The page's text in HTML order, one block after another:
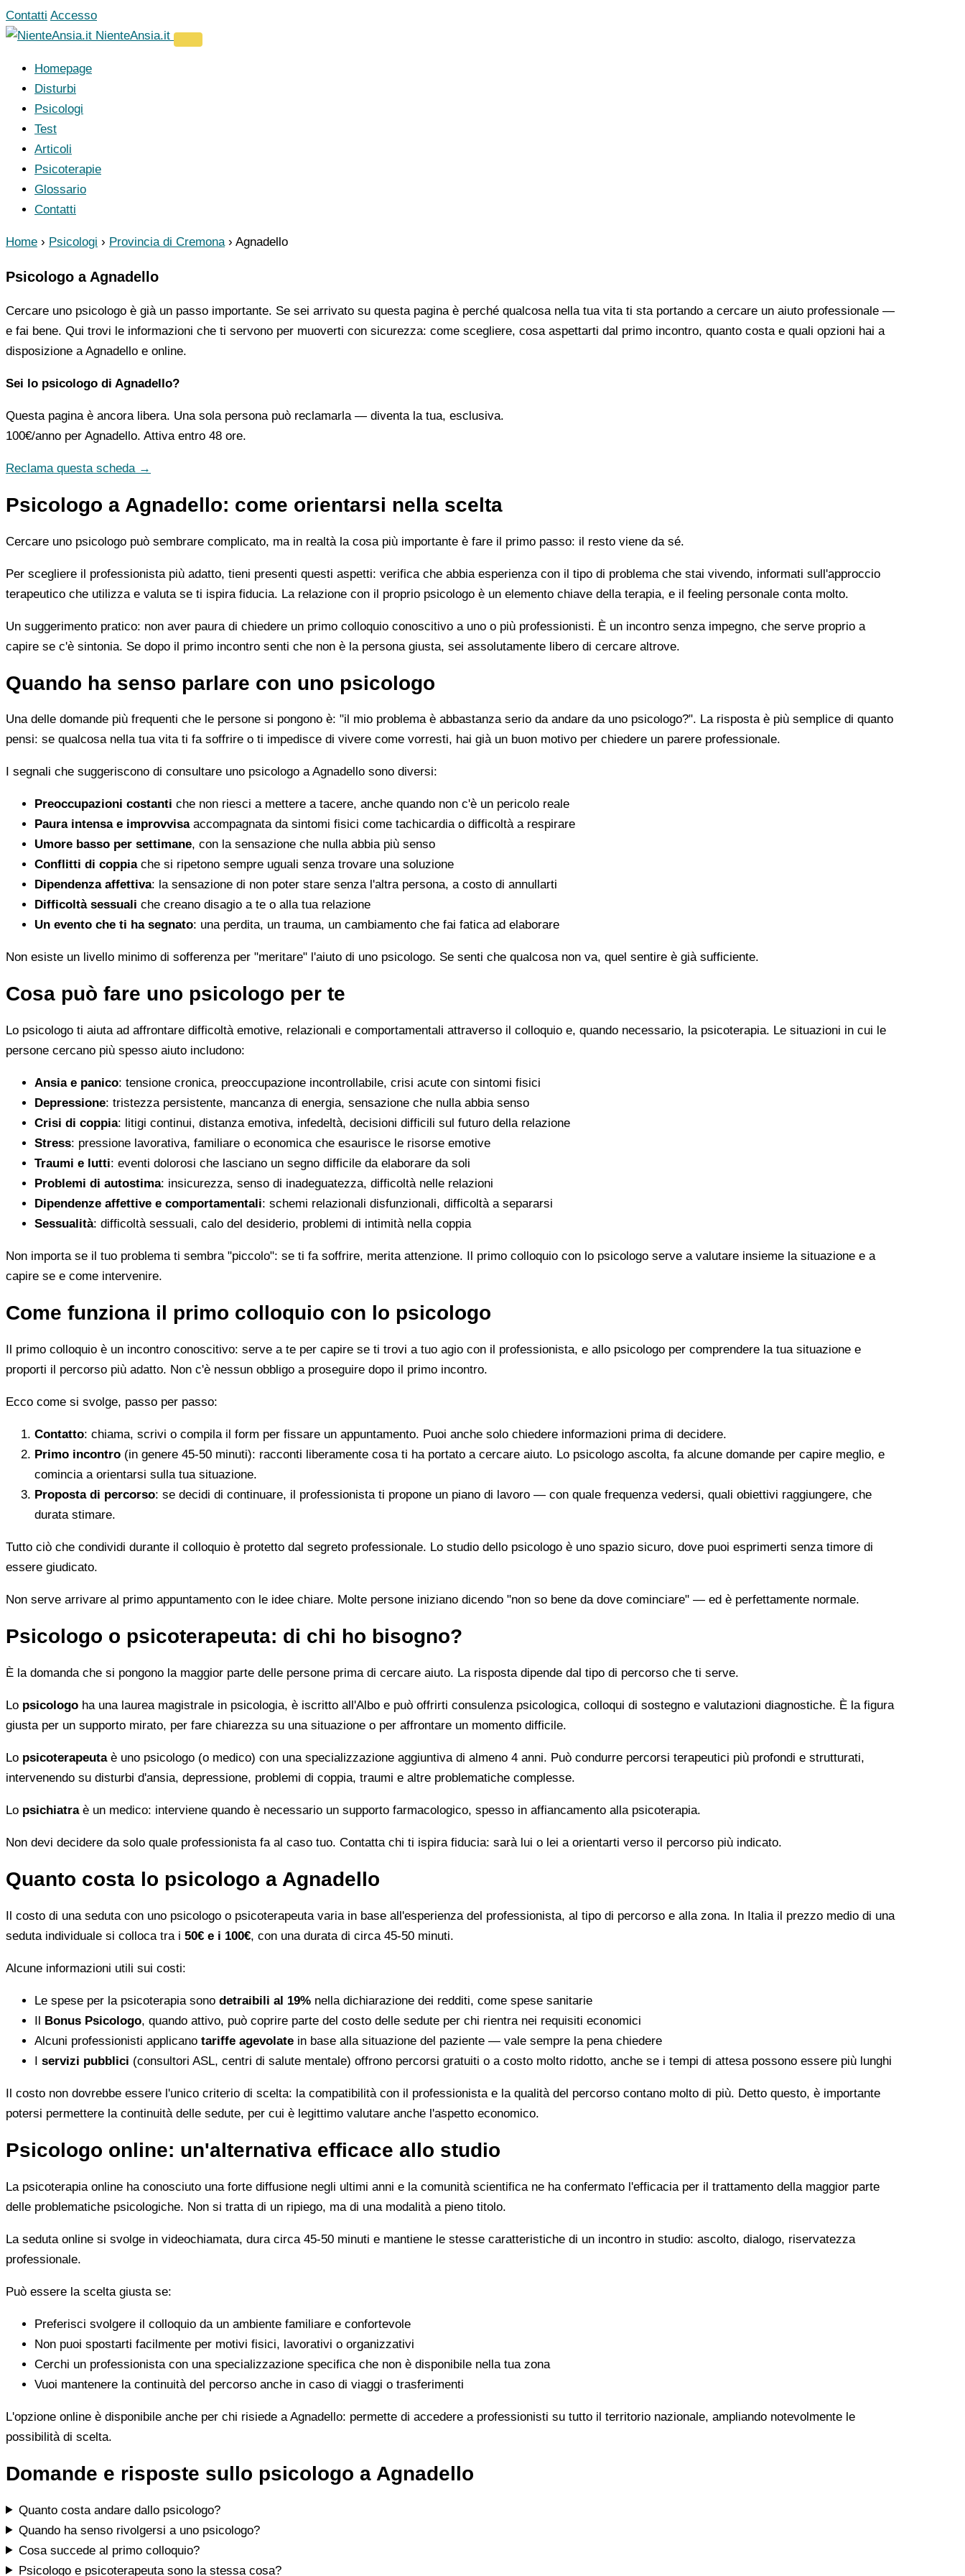
Vai
al
Contatti Accesso
NienteAnsia.it
Homepage
Disturbi
Psicologi
Test
Articoli
Psicoterapie
Glossario
Contatti
Home › Psicologi › Provincia di Cremona › Agnadello
Psicologo a Agnadello
Cercare uno psicologo è già un passo importante. Se sei arrivato su questa pagina è perché qualcosa nella tua vita ti sta portando a cercare un aiuto professionale —
e fai bene. Qui trovi le informazioni che ti servono per muoverti con sicurezza: come scegliere, cosa aspettarti dal primo incontro, quanto costa e quali opzioni hai a
disposizione a Agnadello e online.
Sei lo psicologo di Agnadello?
Questa pagina è ancora libera. Una sola persona può reclamarla — diventa la tua, esclusiva.
100€/anno per Agnadello. Attiva entro 48 ore.
Reclama questa scheda →
Psicologo a Agnadello: come orientarsi nella scelta
Cercare uno psicologo può sembrare complicato, ma in realtà la cosa più importante è fare il primo passo: il resto viene da sé.
Per scegliere il professionista più adatto, tieni presenti questi aspetti: verifica che abbia esperienza con il tipo di problema che stai vivendo, informati sull'approccio
terapeutico che utilizza e valuta se ti ispira fiducia. La relazione con il proprio psicologo è un elemento chiave della terapia, e il feeling personale conta molto.
Un suggerimento pratico: non aver paura di chiedere un primo colloquio conoscitivo a uno o più professionisti. È un incontro senza impegno, che serve proprio a
capire se c'è sintonia. Se dopo il primo incontro senti che non è la persona giusta, sei assolutamente libero di cercare altrove.
Quando ha senso parlare con uno psicologo
Una delle domande più frequenti che le persone si pongono è: "il mio problema è abbastanza serio da andare da uno psicologo?". La risposta è più semplice di quanto
pensi: se qualcosa nella tua vita ti fa soffrire o ti impedisce di vivere come vorresti, hai già un buon motivo per chiedere un parere professionale.
I segnali che suggeriscono di consultare uno psicologo a Agnadello sono diversi:
Preoccupazioni costanti che non riesci a mettere a tacere, anche quando non c'è un pericolo reale
Paura intensa e improvvisaaccompagnata da sintomi fisici come tachicardia o difficoltà a respirare
Umore basso per settimane, con la sensazione che nulla abbia più senso
Conflitti di coppiache si ripetono sempre uguali senza trovare una soluzione
Dipendenza affettiva: la sensazione di non poter stare senza l'altra persona, a costo di annullarti
Difficoltà sessuali che creano disagio a te o alla tua relazione
Un evento che ti ha segnato: una perdita, un trauma, un cambiamento che fai fatica ad elaborare
Non esiste un livello minimo di sofferenza per "meritare" l'aiuto di uno psicologo. Se senti che qualcosa non va, quel sentire è già sufficiente.
Cosa può fare uno psicologo per te
Lo psicologo ti aiuta ad affrontare difficoltà emotive, relazionali e comportamentali attraverso il colloquio e, quando necessario, la psicoterapia. Le situazioni in cui le
persone cercano più spesso aiuto includono:
Ansia e panico: tensione cronica, preoccupazione incontrollabile, crisi acute con sintomi fisici
Depressione: tristezza persistente, mancanza di energia, sensazione che nulla abbia senso
Crisi di coppia: litigi continui, distanza emotiva, infedeltà, decisioni difficili sul futuro della relazione
Stress: pressione lavorativa, familiare o economica che esaurisce le risorse emotive
Traumi e lutti: eventi dolorosi che lasciano un segno difficile da elaborare da soli
Problemi di autostima: insicurezza, senso di inadeguatezza, difficoltà nelle relazioni
Dipendenze affettive e comportamentali: schemi relazionali disfunzionali, difficoltà a separarsi
Sessualità: difficoltà sessuali, calo del desiderio, problemi di intimità nella coppia
Non importa se il tuo problema ti sembra "piccolo": se ti fa soffrire, merita attenzione. Il primo colloquio con lo psicologo serve a valutare insieme la situazione e a
capire se e come intervenire.
Come funziona il primo colloquio con lo psicologo
Il primo colloquio è un incontro conoscitivo: serve a te per capire se ti trovi a tuo agio con il professionista, e allo psicologo per comprendere la tua situazione e
proporti il percorso più adatto. Non c'è nessun obbligo a proseguire dopo il primo incontro.
Ecco come si svolge, passo per passo:
Contatto: chiama, scrivi o compila il form per fissare un appuntamento. Puoi anche solo chiedere informazioni prima di decidere.
Primo incontro (in genere 45-50 minuti): racconti liberamente cosa ti ha portato a cercare aiuto. Lo psicologo ascolta, fa alcune domande per capire meglio, e
comincia a orientarsi sulla tua situazione.
Proposta di percorso: se decidi di continuare, il professionista ti propone un piano di lavoro — con quale frequenza vedersi, quali obiettivi raggiungere, che
durata stimare.
Tutto ciò che condividi durante il colloquio è protetto dal segreto professionale. Lo studio dello psicologo è uno spazio sicuro, dove puoi esprimerti senza timore di
essere giudicato.
Non serve arrivare al primo appuntamento con le idee chiare. Molte persone iniziano dicendo "non so bene da dove cominciare" — ed è perfettamente normale.
Psicologo o psicoterapeuta: di chi ho bisogno?
È la domanda che si pongono la maggior parte delle persone prima di cercare aiuto. La risposta dipende dal tipo di percorso che ti serve.
Lo psicologo ha una laurea magistrale in psicologia, è iscritto all'Albo e può offrirti consulenza psicologica, colloqui di sostegno e valutazioni diagnostiche. È la figura
giusta per un supporto mirato, per fare chiarezza su una situazione o per affrontare un momento difficile.
Lo psicoterapeutaè uno psicologo (o medico) con una specializzazione aggiuntiva di almeno 4 anni. Può condurre percorsi terapeutici più profondi e strutturati,
intervenendo su disturbi d'ansia, depressione, problemi di coppia, traumi e altre problematiche complesse.
Lo psichiatraè un medico: interviene quando è necessario un supporto farmacologico, spesso in affiancamento alla psicoterapia.
Non devi decidere da solo quale professionista fa al caso tuo. Contatta chi ti ispira fiducia: sarà lui o lei a orientarti verso il percorso più indicato.
Quanto costa lo psicologo a Agnadello
Il costo di una seduta con uno psicologo o psicoterapeuta varia in base all'esperienza del professionista, al tipo di percorso e alla zona. In Italia il prezzo medio di una
seduta individuale si colloca tra i 50€ e i 100€, con una durata di circa 45-50 minuti.
Alcune informazioni utili sui costi:
Le spese per la psicoterapia sono detraibili al 19% nella dichiarazione dei redditi, come spese sanitarie
Il Bonus Psicologo, quando attivo, può coprire parte del costo delle sedute per chi rientra nei requisiti economici
Alcuni professionisti applicano tariffe agevolate in base alla situazione del paziente — vale sempre la pena chiedere
I servizi pubblici (consultori ASL, centri di salute mentale) offrono percorsi gratuiti o a costo molto ridotto, anche se i tempi di attesa possono essere più lunghi
Il costo non dovrebbe essere l'unico criterio di scelta: la compatibilità con il professionista e la qualità del percorso contano molto di più. Detto questo, è importante
potersi permettere la continuità delle sedute, per cui è legittimo valutare anche l'aspetto economico.
Psicologo online: un'alternativa efficace allo studio
La psicoterapia online ha conosciuto una forte diffusione negli ultimi anni e la comunità scientifica ne ha confermato l'efficacia per il trattamento della maggior parte
delle problematiche psicologiche. Non si tratta di un ripiego, ma di una modalità a pieno titolo.
La seduta online si svolge in videochiamata, dura circa 45-50 minuti e mantiene le stesse caratteristiche di un incontro in studio: ascolto, dialogo, riservatezza
professionale.
Può essere la scelta giusta se:
Preferisci svolgere il colloquio da un ambiente familiare e confortevole
Non puoi spostarti facilmente per motivi fisici, lavorativi o organizzativi
Cerchi un professionista con una specializzazione specifica che non è disponibile nella tua zona
Vuoi mantenere la continuità del percorso anche in caso di viaggi o trasferimenti
L'opzione online è disponibile anche per chi risiede a Agnadello: permette di accedere a professionisti su tutto il territorio nazionale, ampliando notevolmente le
possibilità di scelta.
Domande e risposte sullo psicologo a Agnadello
Quanto costa andare dallo psicologo?
Quando ha senso rivolgersi a uno psicologo?
Cosa succede al primo colloquio?
Psicologo e psicoterapeuta sono la stessa cosa?